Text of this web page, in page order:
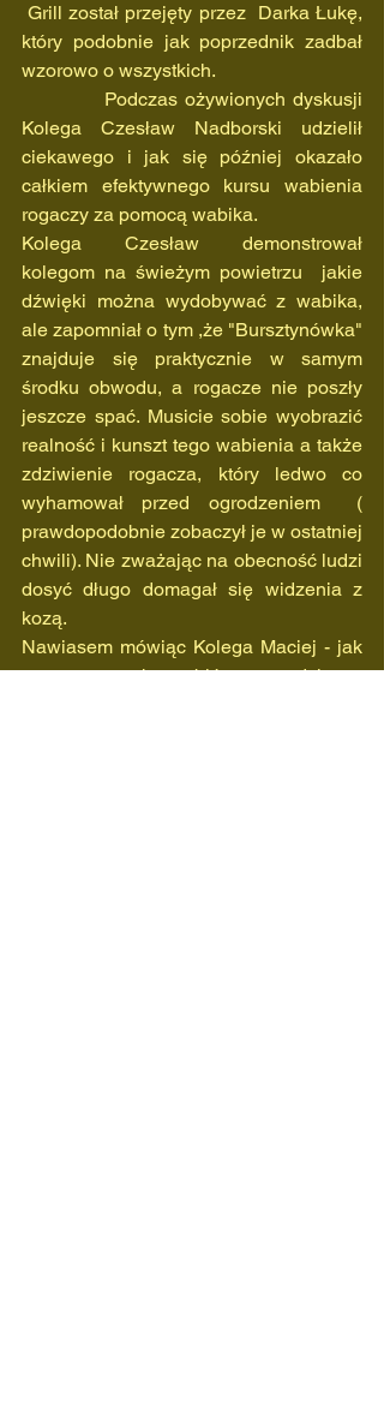
Grill został przejęty przez  Darka Łukę,
który podobnie jak poprzednik zadbał
wzorowo o wszystkich.
Kolega Czesław Nadborski udzielił
ciekawego i jak się później okazało
całkiem efektywnego kursu wabienia
rogaczy za pomocą wabika.
Kolega Czesław demonstrował
kolegom na świeżym powietrzu  jakie
dźwięki można wydobywać z wabika,
ale zapomniał o tym ,że "Bursztynówka"
znajduje się praktycznie w samym
środku obwodu, a rogacze nie poszły
jeszcze spać. Musicie sobie wyobrazić
realność i kunszt tego wabienia a także
zdziwienie rogacza, który ledwo co
wyhamował przed ogrodzeniem  (
prawdopodobnie zobaczył je w ostatniej
chwili). Nie zważając na obecność ludzi
dosyć długo domagał się widzenia z
kozą.
Nawiasem mówiąc Kolega Maciej - jak
sam  przyznał na zbiórce- zawdzięcza